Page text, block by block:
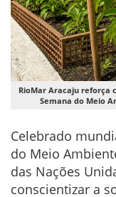
RioMar Aracaju reforça
Semana do Meio
Celebrado
do Meio
das Nações
conscientizar a